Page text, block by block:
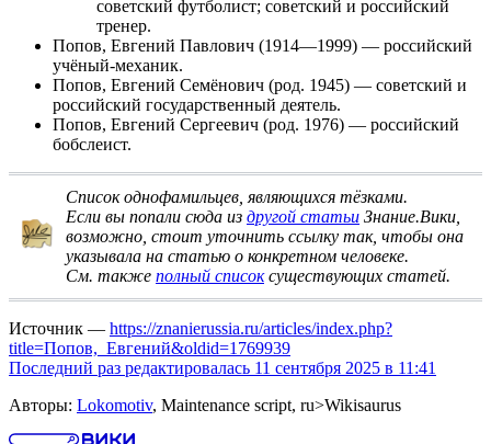
советский футболист; советский и российский
тренер.
Попов, Евгений Павлович (1914—1999) — российский
учёный-механик.
Попов, Евгений Семёнович (род. 1945) — советский и
российский государственный деятель.
Попов, Евгений Сергеевич (род. 1976) — российский
бобслеист.
Список однофамильцев, являющихся тёзками.
Если вы попали сюда из другой статьи Знание.Вики,
возможно, стоит уточнить ссылку так, чтобы она
указывала на статью о конкретном человеке.
См. также полный списоксуществующих статей.
Источник — https://znanierussia.ru/articles/index.php?
title=Попов,_Евгений&oldid=1769939
Последний раз редактировалась 11 сентября 2025 в 11:41
Авторы: Lokomotiv, Maintenance script, ru>Wikisaurus